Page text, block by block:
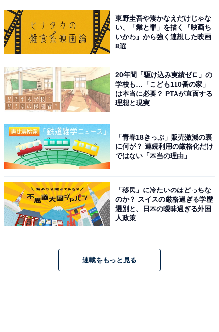
東野圭吾や湊かなえだけじゃな
い、「業と罪」を描く『映画ち
いかわ』から強く連想した映画
8選
20年間「駆け込み実績ゼロ」の
学校も…「こども110番の家」
は本当に必要？ PTAが直面する
理想と現実
「青春18きっぷ」販売激減の裏
に何が？ 連続利用の厳格化だけ
ではない「本当の理由」
「移民」に冷たいのはどっちな
のか？ スイスの厳格過ぎる学歴
選別と、日本の曖昧過ぎる外国
人政策
連載をもっと見る